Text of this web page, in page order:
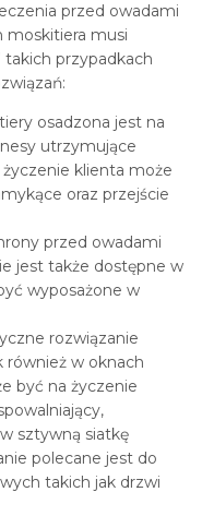
przed owadami
moskitiera musi
przypadkach
osadzona jest na
utrzymujące
klienta może
oraz przejście
przed owadami
jest także dostępne w
wyposażone w
rozwiązanie
również w oknach
być na życzenie
sztywną siatkę
polecane jest do
takich jak drzwi